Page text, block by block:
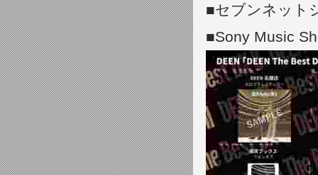
■セブンネット
■Sony Music